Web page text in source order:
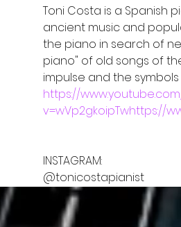
Toni Costa is a Spanish
ancient music and
the piano in search of
piano" of old songs of
impulse and the
https://
v=wVp2gkoipTwhttps://
INSTAGRAM:
@tonicostapianist